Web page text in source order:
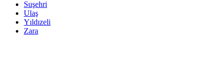
Suşehri
Ulaş
Yıldızeli
Zara